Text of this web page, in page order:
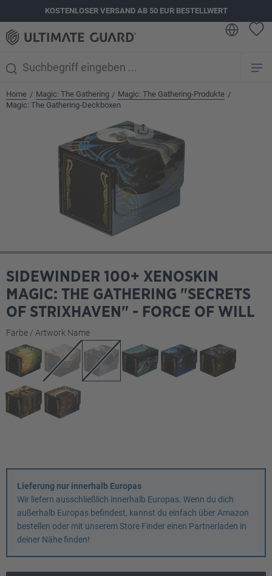
springenKOSTENLOSER VERSAND AB 50 EUR BESTELLWERT
Home / Magic: The Gathering / Magic: The Gathering-Produkte /
Magic: The Gathering-Deckboxen
SIDEWINDER 100+ XENOSKIN
MAGIC: THE GATHERING "SECRETS
OF STRIXHAVEN" - FORCE OF WILL
Farbe / Artwork Nameauswählen
Lieferung nur innerhalb Europas
Wir liefern ausschließlich innerhalb Europas. Wenn du dich
außerhalb Europas befindest, kannst du einfach über Amazon
bestellen oder mit unserem Store Finder einen Partnerladen in
deiner Nähe finden!